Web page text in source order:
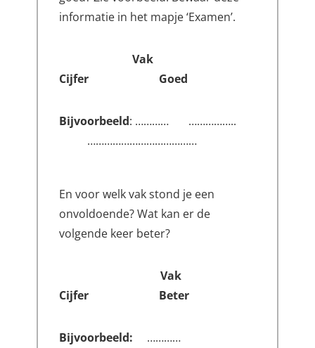
informatie in het mapje ‘Examen’.
Vak
Cijfer Goed
Bijvoorbeeld: ………… ……………..
…………………………………
En voor welk vak stond je een
onvoldoende? Wat kan er de
volgende keer beter?
Vak
Cijfer Beter
Bijvoorbeeld: …………